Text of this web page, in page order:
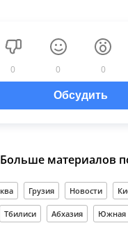
0 0 0
Обсудить
Больше материалов
Грузия Новости
Тбилиси Абхазия Южная